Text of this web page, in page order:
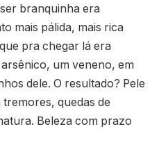
branquinha era
mais pálida, mais rica
pra chegar lá era
um veneno, em
dele. O resultado? Pele
quedas de
Beleza com prazo